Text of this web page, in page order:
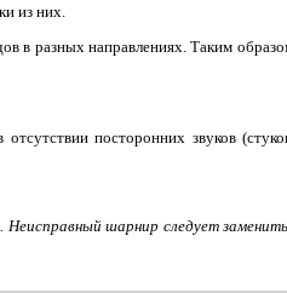
из них.
в разных направлениях. Таким
посторонних звуков
шарнир следует